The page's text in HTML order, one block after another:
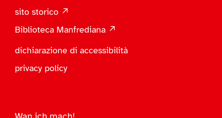
sito storico ↗
Biblioteca Manfrediana ↗
dichiarazione di accessibilità
privacy policy